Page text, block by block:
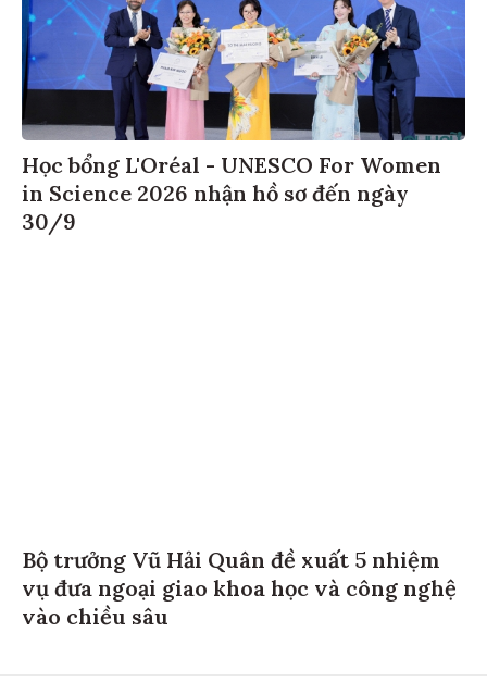
Học bổng L'Oréal - UNESCO For Women
in Science 2026 nhận hồ sơ đến ngày
30/9
Bộ trưởng Vũ Hải Quân đề xuất 5 nhiệm
vụ đưa ngoại giao khoa học và công nghệ
vào chiều sâu